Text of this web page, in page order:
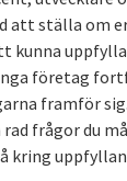
att ställa om
uppfylla
företag
framför
frågor du
kring